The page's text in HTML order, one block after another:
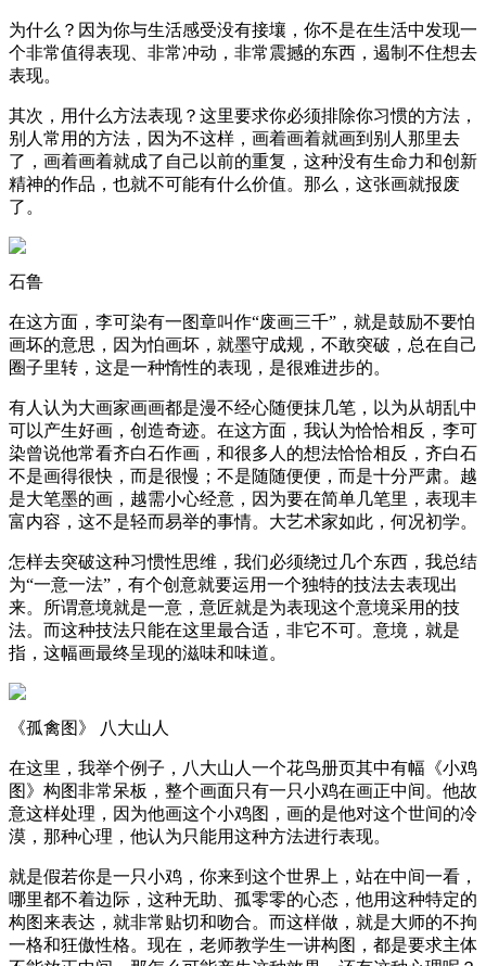
为什么？因为你与生活感受没有接壤，你不是在生活中发现一
个非常值得表现、非常冲动，非常震撼的东西，遏制不住想去
表现。
其次，用什么方法表现？这里要求你必须排除你习惯的方法，
别人常用的方法，因为不这样，画着画着就画到别人那里去
了，画着画着就成了自己以前的重复，这种没有生命力和创新
精神的作品，也就不可能有什么价值。那么，这张画就报废
了。
石鲁
在这方面，李可染有一图章叫作“废画三千”，就是鼓励不要怕
画坏的意思，因为怕画坏，就墨守成规，不敢突破，总在自己
圈子里转，这是一种惰性的表现，是很难进步的。
有人认为大画家画画都是漫不经心随便抹几笔，以为从胡乱中
可以产生好画，创造奇迹。在这方面，我认为恰恰相反，李可
染曾说他常看齐白石作画，和很多人的想法恰恰相反，齐白石
不是画得很快，而是很慢；不是随随便便，而是十分严肃。越
是大笔墨的画，越需小心经意，因为要在简单几笔里，表现丰
富内容，这不是轻而易举的事情。大艺术家如此，何况初学。
怎样去突破这种习惯性思维，我们必须绕过几个东西，我总结
为“一意一法”，有个创意就要运用一个独特的技法去表现出
来。所谓意境就是一意，意匠就是为表现这个意境采用的技
法。而这种技法只能在这里最合适，非它不可。意境，就是
指，这幅画最终呈现的滋味和味道。
《孤禽图》 八大山人
在这里，我举个例子，八大山人一个花鸟册页其中有幅《小鸡
图》构图非常呆板，整个画面只有一只小鸡在画正中间。他故
意这样处理，因为他画这个小鸡图，画的是他对这个世间的冷
漠，那种心理，他认为只能用这种方法进行表现。
就是假若你是一只小鸡，你来到这个世界上，站在中间一看，
哪里都不着边际，这种无助、孤零零的心态，他用这种特定的
构图来表达，就非常贴切和吻合。而这样做，就是大师的不拘
一格和狂傲性格。现在，老师教学生一讲构图，都是要求主体